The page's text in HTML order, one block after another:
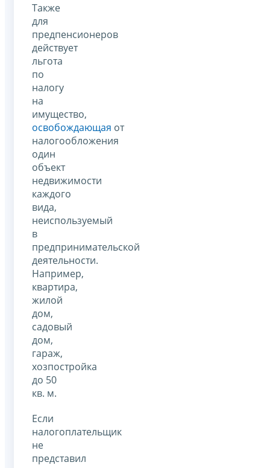
Также
для
предпенсионеров
действует
льгота
по
налогу
на
имущество,
освобождающая от
налогообложения
один
объект
недвижимости
каждого
вида,
неиспользуемый
в
предпринимательской
деятельности.
Например,
квартира,
жилой
дом,
садовый
дом,
гараж,
хозпостройка
до 50
кв. м.
Если
налогоплательщик
не
представил